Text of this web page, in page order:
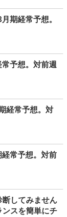
期経常予想。
常予想。対前週
経常予想。対
経常予想。対前
断してみません
スを簡単にチ